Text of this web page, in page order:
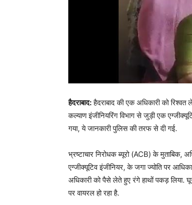
हैदराबाद:हैदराबाद की एक अधिकारी को
कल्याण इंजीनियरिंग विभाग से जुड़ी एक
गया, ये जानकारी पुलिस की तरफ से दी गई.
भ्रष्टाचार निरोधक ब्यूरो (ACB) के मुताबिक,
एग्जीक्यूटिव इंजीनियर, के जगा ज्योति पर
अधिकारी को पैसे लेते हुए रंगे हाथों पकड़ लिया.
पर वायरल हो रहा है.